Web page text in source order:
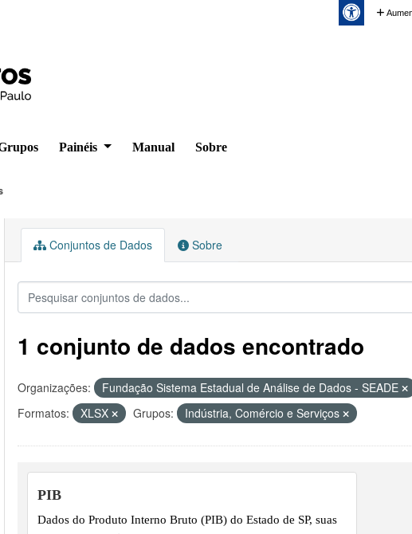
Painéis Manual Sobre
Conjuntos de Dados Sobre
1 conjunto de dados encontrado
Organizações:
Fundação Sistema Estadual de Análise de Dados - SEADE
Formatos:
XLSX Grupos: Indústria, Comércio e Serviços
PIB
Dados do Produto Interno Bruto (PIB) do Estado de SP, suas